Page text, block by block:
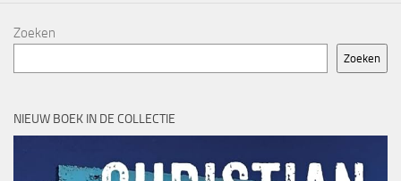
Zoeken
Zoeken
NIEUW BOEK IN DE COLLECTIE